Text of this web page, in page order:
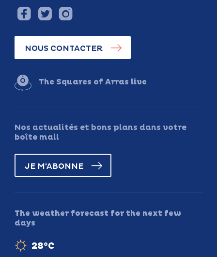
NOUS CONTACTER
The Squares of Arras live
Nos actualités et bons plans dans votre
boîte mail
JE M'ABONNE
The weather forecast for the next few
days
28°C